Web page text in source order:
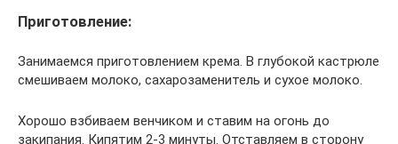
Приготовление:
Занимаемся приготовлением крема. В глубокой кастрюле
смешиваем молоко, сахарозаменитель и сухое молоко.
Хорошо взбиваем венчиком и ставим на огонь до
закипания. Кипятим 2-3 минуты. Отставляем в сторону